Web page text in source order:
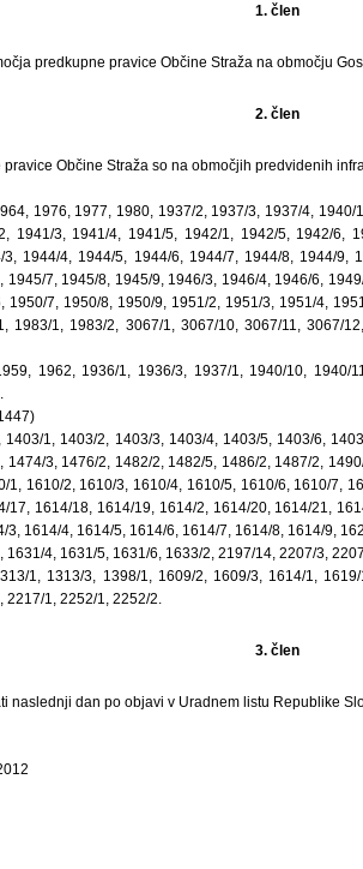
1. člen
predkupne pravice Občine Straža na območju
2. člen
Občine Straža so na območjih predvidenih
1976, 1977, 1980, 1937/2, 1937/3, 1937/4, 1940/
1941/3, 1941/4, 1941/5, 1942/1, 1942/5, 1942/6,
3, 1944/4, 1944/5, 1944/6, 1944/7, 1944/8, 1944/9,
1945/7, 1945/8, 1945/9, 1946/3, 1946/4, 1946/6,
1950/7, 1950/8, 1950/9, 1951/2, 1951/3, 1951/4,
1983/1, 1983/2, 3067/1, 3067/10, 3067/11, 3067/
1962, 1936/1, 1936/3, 1937/1, 1940/10, 1940/
1, 1403/2, 1403/3, 1403/4, 1403/5, 1403/6,
1474/3, 1476/2, 1482/2, 1482/5, 1486/2, 1487/2,
1, 1610/2, 1610/3, 1610/4, 1610/5, 1610/6, 1610/7,
17, 1614/18, 1614/19, 1614/2, 1614/20, 1614/21,
3, 1614/4, 1614/5, 1614/6, 1614/7, 1614/8, 1614/9,
1631/4, 1631/5, 1631/6, 1633/2, 2197/14, 2207/3,
1, 1313/3, 1398/1, 1609/2, 1609/3, 1614/1,
1, 2252/1, 2252/2.
3. člen
naslednji dan po objavi v Uradnem listu Republike